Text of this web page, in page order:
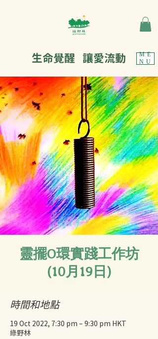
ME
NU
生命覺醒 讓愛流動
靈擺O環實踐工作坊
(10月19日)
時間和地點
19 Oct 2022, 7:30 pm – 9:30 pm HKT
綠野林